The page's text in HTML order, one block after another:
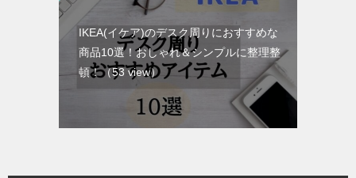
IKEA(イケア)のデスク周りにおすすめな
商品10選！おしゃれ＆シンプルに整理整
頓！（53 view）